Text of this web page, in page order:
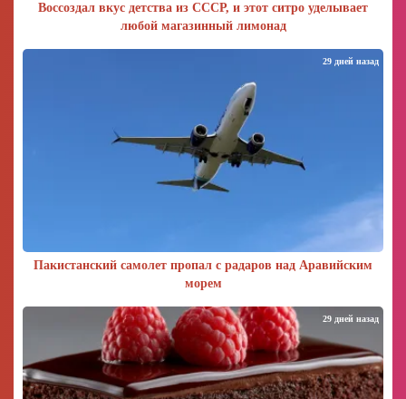
Воссоздал вкус детства из СССР, и этот ситро уделывает
любой магазинный лимонад
Пакистанский самолет пропал с радаров над Аравийским
морем
29 дней назад
29 дней назад